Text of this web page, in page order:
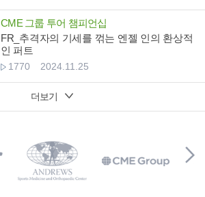
CME 그룹 투어 챔피언십
FR_추격자의 기세를 꺾는 엔젤 인의 환상적
인 퍼트
1770 2024.11.25
더보기